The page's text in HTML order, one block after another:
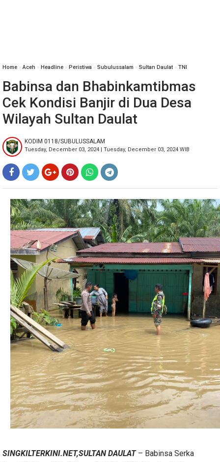
Home »Aceh » Headline » Peristiwa » Subulussalam » Sultan Daulat» TNI
Babinsa dan Bhabinkamtibmas
Cek Kondisi Banjir di Dua Desa
Wilayah Sultan Daulat
KODIM 0118/SUBULUSSALAM
Tuesday, December 03, 2024 | Tuesday, December 03, 2024 WIB
SINGKILTERKINI.NET,SULTAN DAULAT– Babinsa Serka